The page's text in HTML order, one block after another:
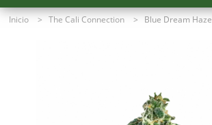
Inicio > The Cali Connection > Blue Dream Haze